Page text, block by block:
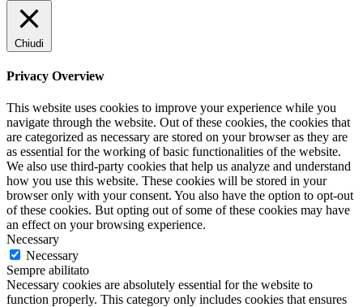
Chiudi
Privacy Overview
This website uses cookies to improve your experience while you
navigate through the website. Out of these cookies, the cookies that
are categorized as necessary are stored on your browser as they are
as essential for the working of basic functionalities of the website.
We also use third-party cookies that help us analyze and understand
how you use this website. These cookies will be stored in your
browser only with your consent. You also have the option to opt-out
of these cookies. But opting out of some of these cookies may have
an effect on your browsing experience.
Necessary
Necessary
Sempre abilitato
Necessary cookies are absolutely essential for the website to
function properly. This category only includes cookies that ensures